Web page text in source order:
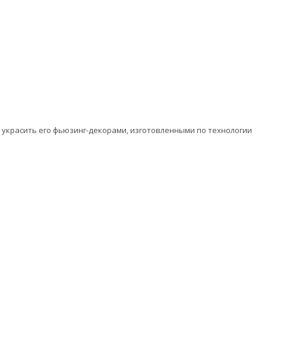
его фьюзинг-декорами, изготовленными по технологии